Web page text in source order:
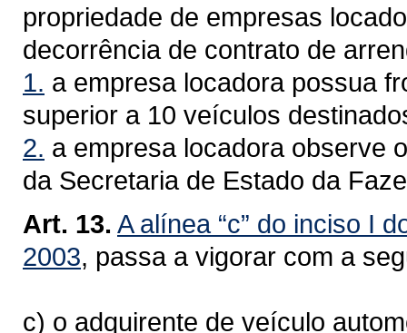
propriedade de empresas
decorrência de contrato de
1. a empresa locadora possua
superior a 10 veículos
2. a empresa locadora observe
da Secretaria de Estado da
Art. 13. A alínea “c” do inciso I
2003, passa a vigorar com a
c) o adquirente de veículo